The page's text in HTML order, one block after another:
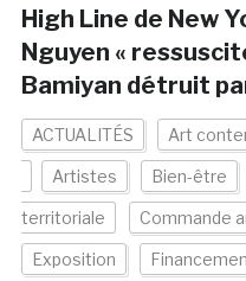
High Line de New
Nguyen «
Bamiyan détruit
ACTUALITÉS Art
Artistes Bien-être
territoriale Commande
Exposition